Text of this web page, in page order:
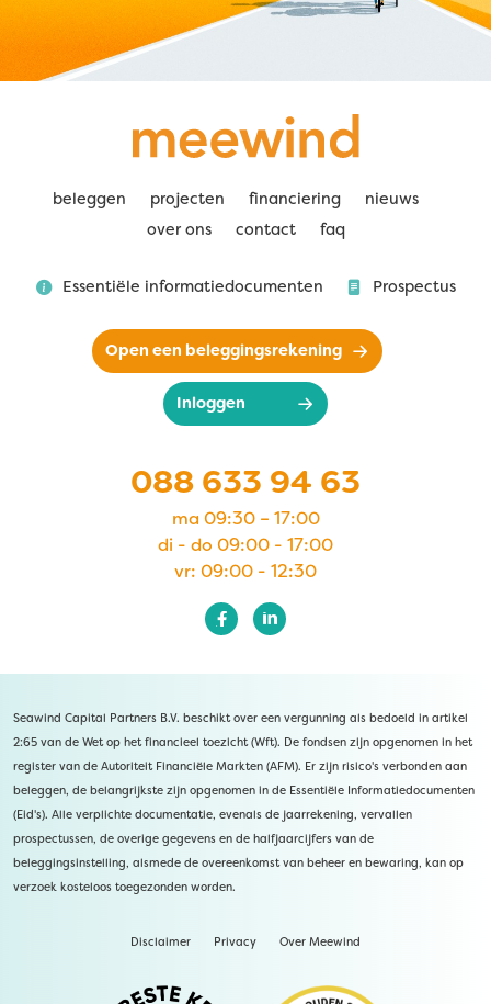
beleggen projecten financiering
nieuws
over ons
contact faq
Essentiële informatiedocumenten Prospectus
Open een beleggingsrekening
Inloggen
088 633 94 63
ma 09:30 – 17:00
di - do 09:00 - 17:00
vr: 09:00 - 12:30
Seawind Capital Partners B.V. beschikt over een vergunning als bedoeld in artikel
2:65 van de Wet op het financieel toezicht (Wft). De fondsen zijn opgenomen in het
register van de Autoriteit Financiële Markten (AFM). Er zijn risico's verbonden aan
beleggen, de belangrijkste zijn opgenomen in de Essentiële Informatiedocumenten
(Eid's). Alle verplichte documentatie, evenals de jaarrekening, vervallen
prospectussen, de overige gegevens en de halfjaarcijfers van de
beleggingsinstelling, alsmede de overeenkomst van beheer en bewaring, kan op
verzoek kosteloos toegezonden worden.
Disclaimer Privacy Over Meewind